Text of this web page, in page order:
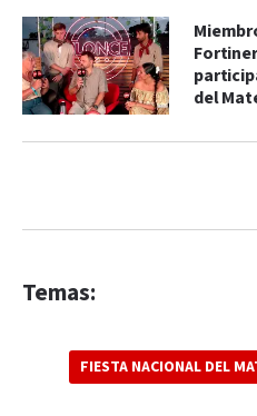
del
Temas:
FIESTA NACIONAL DEL